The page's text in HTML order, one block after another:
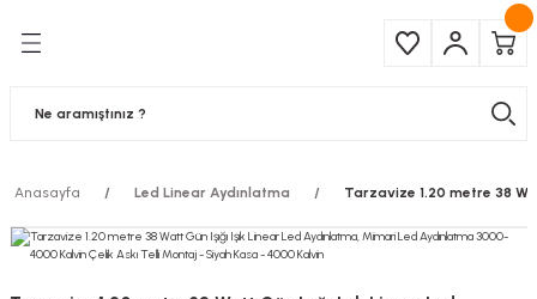
Anasayfa Led Linear Aydınlatma Tarzavize 1.20 metre 38